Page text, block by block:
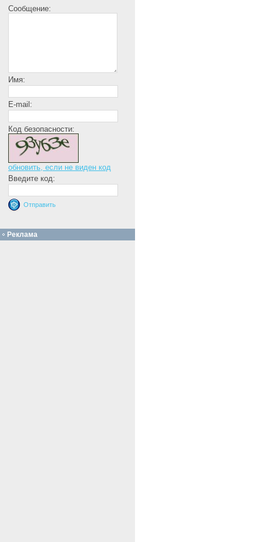
Сообщение:
Имя:
E-mail:
Код безопасности:
обновить, если не виден код
Введите код:
Реклама